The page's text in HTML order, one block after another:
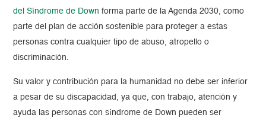
del Síndrome de Down forma parte de la Agenda 2030, como
parte del plan de acción sostenible para proteger a estas
personas contra cualquier tipo de abuso, atropello o
discriminación.
Su valor y contribución para la humanidad no debe ser inferior
a pesar de su discapacidad, ya que, con trabajo, atención y
ayuda las personas con síndrome de Down pueden ser